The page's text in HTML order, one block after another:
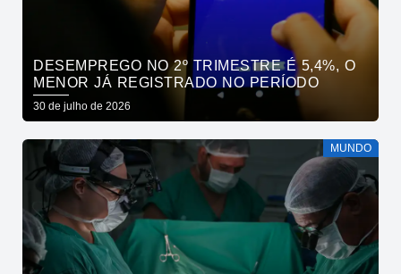
DESEMPREGO NO 2º TRIMESTRE É 5,4%, O
MENOR JÁ REGISTRADO NO PERÍODO
30 de julho de 2026
MUNDO